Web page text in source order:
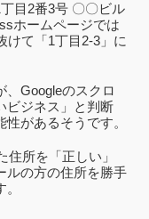
目2番3号 〇〇ビル
ホームページでは
けて「1丁目2-3」に
、Googleのスクロ
ビジネス」と判断
があるそうです。
所を「正しい」
ルの方の住所を勝手